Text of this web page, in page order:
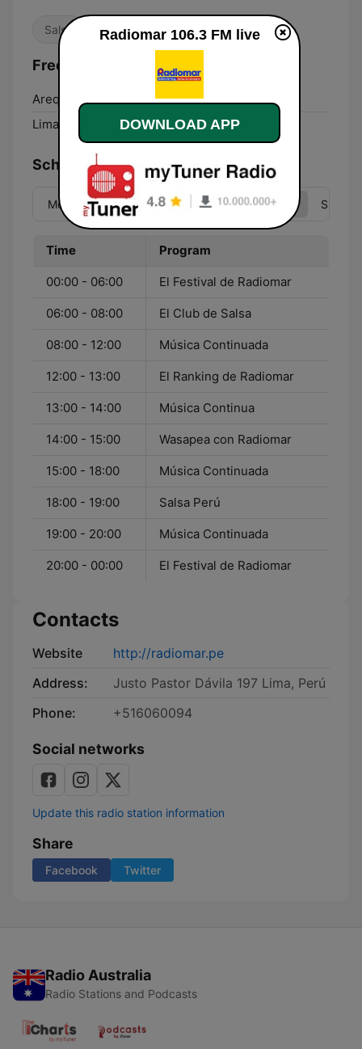
Salsa
Frequencies Radiomar 106.3 FM:
Arequipa: 106.3 FM
Lima:
Schedule
Mon Tue Wed Thu Fri Sun
Time Program
00:00 - 06:00 El Festival de Radiomar
06:00 - 08:00 El Club de Salsa
08:00 - 12:00 Música Continuada
12:00 - 13:00 El Ranking de Radiomar
13:00 - 14:00 Música Continua
14:00 - 15:00 Wasapea con Radiomar
15:00 - 18:00 Música Continuada
18:00 - 19:00 Salsa Perú
19:00 - 20:00 Música Continuada
20:00 - 00:00 El Festival de Radiomar
Contacts
Website
http://radiomar.pe
Address:
Justo Pastor Dávila 197 Lima, Perú
Phone:
+516060094
Social networks
Update this radio station information
Share
Facebook Twitter
Radio Australia
Radio Stations and Podcasts
Radiomar 106.3 FM live
DOWNLOAD APP